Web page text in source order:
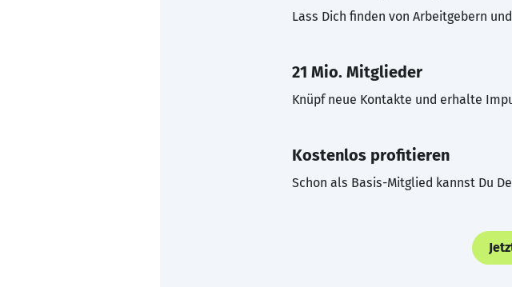
Lass Dich finden von Arbeitgebern
21 Mio. Mitglieder
Knüpf neue Kontakte und erhalte
Kostenlos profitieren
Schon als Basis-Mitglied kannst Du